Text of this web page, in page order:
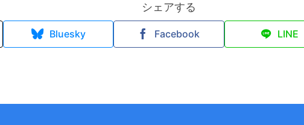
シェアする
Bluesky Facebook LINE